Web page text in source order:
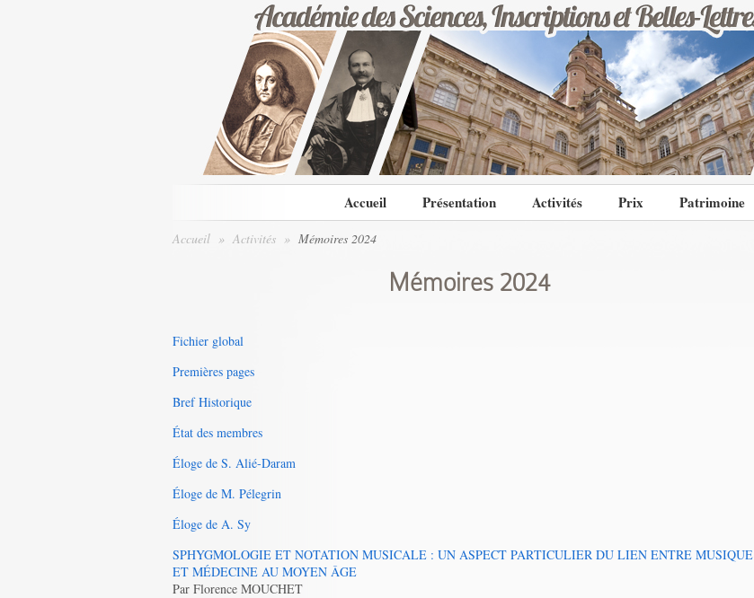
Accueil Présentation Activités Prix Patrimoine
Accueil » Activités » Mémoires 2024
Mémoires 2024
Fichier global
Premières pages
Bref Historique
État des membres
Éloge de S. Alié-Daram
Éloge de M. Pélegrin
Éloge de A. Sy
SPHYGMOLOGIE ET NOTATION MUSICALE : UN ASPECT PARTICULIER DU LIEN ENTRE MUSIQUE
ET MÉDECINE AU MOYEN ÂGE
Par Florence MOUCHET